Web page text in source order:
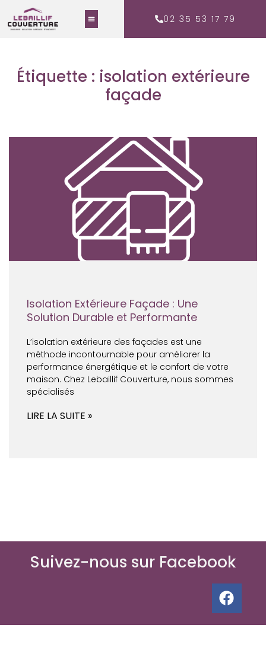
02 35 53 17 79
Étiquette : isolation extérieure
façade
Isolation Extérieure Façade : Une
Solution Durable et Performante
L’isolation extérieure des façades est une
méthode incontournable pour améliorer la
performance énergétique et le confort de votre
maison. Chez Lebaillif Couverture, nous sommes
spécialisés
LIRE LA SUITE »
Suivez-nous sur Facebook